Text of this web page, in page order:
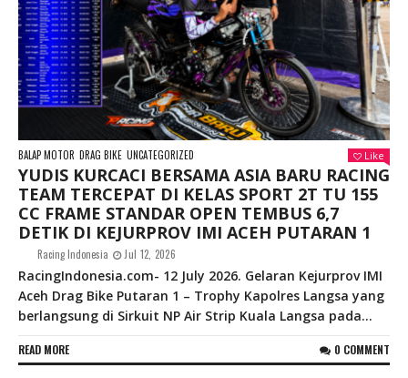
BALAP MOTOR DRAG BIKE UNCATEGORIZED Like
YUDIS KURCACI BERSAMA ASIA BARU RACING
TEAM TERCEPAT DI KELAS SPORT 2T TU 155
CC FRAME STANDAR OPEN TEMBUS 6,7
DETIK DI KEJURPROV IMI ACEH PUTARAN 1
Racing Indonesia Jul 12, 2026
RacingIndonesia.com- 12 July 2026. Gelaran Kejurprov IMI
Aceh Drag Bike Putaran 1 – Trophy Kapolres Langsa yang
berlangsung di Sirkuit NP Air Strip Kuala Langsa pada...
READ MORE 0 COMMENT